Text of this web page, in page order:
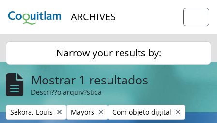
ARCHIVES
Narrow your results by:
Mostrar 1 resultados
Descri??o arquiv?stica
Remover filtro:
Sekora, Louis Remover filtro:
Mayors Remover filtro:
Com objeto digital